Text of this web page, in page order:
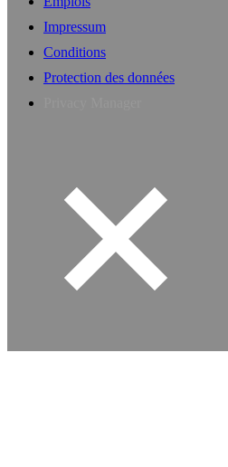
Impressum
Conditions
Protection des données